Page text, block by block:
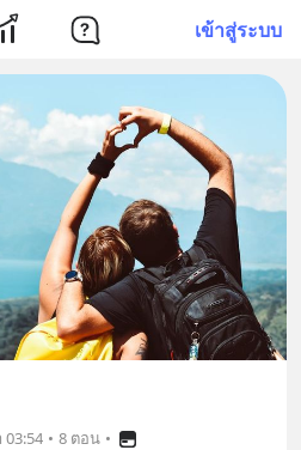
เข้าสู่ระบบ
03:54 • 8 ตอน •